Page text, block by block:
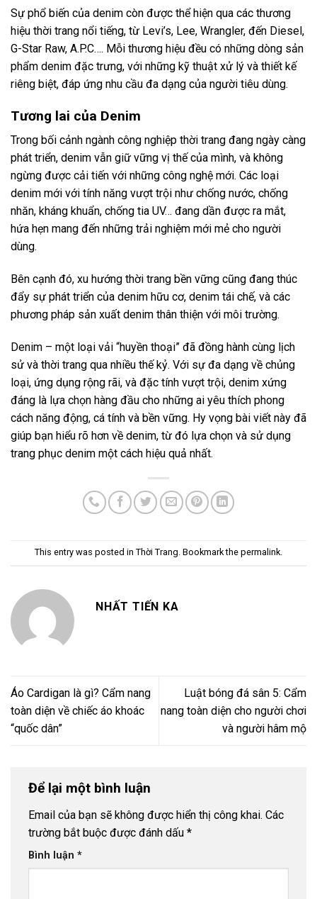
Sự phổ biến của denim còn được thể hiện qua các thương
hiệu thời trang nổi tiếng, từ Levi’s, Lee, Wrangler, đến Diesel,
G-Star Raw, A.P.C…. Mỗi thương hiệu đều có những dòng sản
phẩm denim đặc trưng, với những kỹ thuật xử lý và thiết kế
riêng biệt, đáp ứng nhu cầu đa dạng của người tiêu dùng.
Tương lai của Denim
Trong bối cảnh ngành công nghiệp thời trang đang ngày càng
phát triển, denim vẫn giữ vững vị thế của mình, và không
ngừng được cải tiến với những công nghệ mới. Các loại
denim mới với tính năng vượt trội như chống nước, chống
nhăn, kháng khuẩn, chống tia UV… đang dần được ra mắt,
hứa hẹn mang đến những trải nghiệm mới mẻ cho người
dùng.
Bên cạnh đó, xu hướng thời trang bền vững cũng đang thúc
đẩy sự phát triển của denim hữu cơ, denim tái chế, và các
phương pháp sản xuất denim thân thiện với môi trường.
Denim – một loại vải “huyền thoại” đã đồng hành cùng lịch
sử và thời trang qua nhiều thế kỷ. Với sự đa dạng về chủng
loại, ứng dụng rộng rãi, và đặc tính vượt trội, denim xứng
đáng là lựa chọn hàng đầu cho những ai yêu thích phong
cách năng động, cá tính và bền vững. Hy vọng bài viết này đã
giúp bạn hiểu rõ hơn về denim, từ đó lựa chọn và sử dụng
trang phục denim một cách hiệu quả nhất.
This entry was posted in Thời Trang. Bookmark the permalink.
NHẤT TIẾN KA
Áo Cardigan là gì? Cẩm nang
toàn diện về chiếc áo khoác
“quốc dân”
Luật bóng đá sân 5: Cẩm
nang toàn diện cho người chơi
và người hâm mộ
Để lại một bình luận
Email của bạn sẽ không được hiển thị công khai. Các
trường bắt buộc được đánh dấu *
Bình luận *